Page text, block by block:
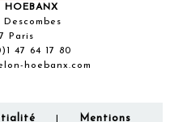
HOEBANX
Paris
47 64 17 80
hoebanx.com
Mentions